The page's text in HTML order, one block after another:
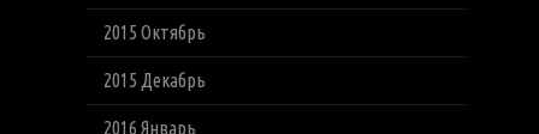
2015 Октябрь
2015 Декабрь
2016 Январь